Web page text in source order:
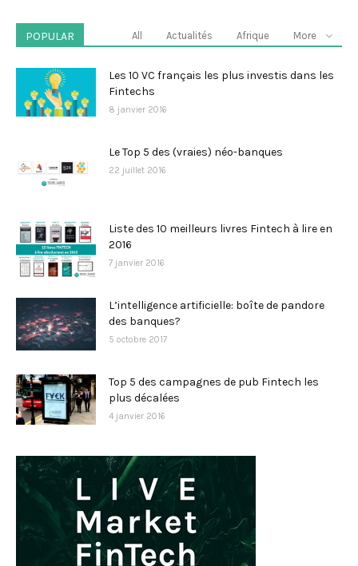
POPULAR All Actualités Afrique More
Les 10 VC français les plus investis dans les
Fintechs
8 janvier 2016
Le Top 5 des (vraies) néo-banques
22 juillet 2016
Liste des 10 meilleurs livres Fintech à lire en
2016
7 janvier 2016
L’intelligence artificielle: boîte de pandore
des banques?
5 octobre 2017
Top 5 des campagnes de pub Fintech les
plus décalées
4 janvier 2016